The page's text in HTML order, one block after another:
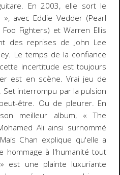
En 2003, elle sort le
avec Eddie Vedder (Pearl
Foo Fighters) et Warren Ellis
des reprises de John Lee
Le temps de la confiance
incertitude est toujours
est en scène. Vrai jeu de
Set interrompu par la pulsion
être. Ou de pleurer. En
meilleur album, « The
Ali ainsi surnommé
Chan explique qu'elle a
hommage à l'humanité tout
est une plainte luxuriante